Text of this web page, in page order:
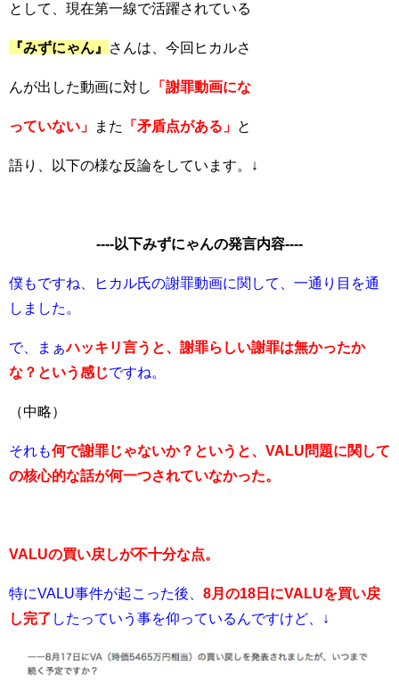
として、現在第一線で活躍されている
『みずにゃん』 さんは、今回ヒカルさ
んが出した動画に対し 「謝罪動画にな
っていない」 また 「矛盾点がある」 と
語り、以下の様な反論をしています。↓
----以下みずにゃんの発言内容----
僕もですね、ヒカル氏の謝罪動画に関して、一通り目を通
しました。
で、まぁハッキリ言うと、謝罪らしい謝罪は無かったか
な？という感じですね。
（中略）
それも何で謝罪じゃないか？というと、VALU問題に関して
の核心的な話が何一つされていなかった。
VALUの買い戻しが不十分な点。
特にVALU事件が起こった後、 8月の18日にVALUを買い戻
し完了 したっていう事を仰っているんですけど、↓